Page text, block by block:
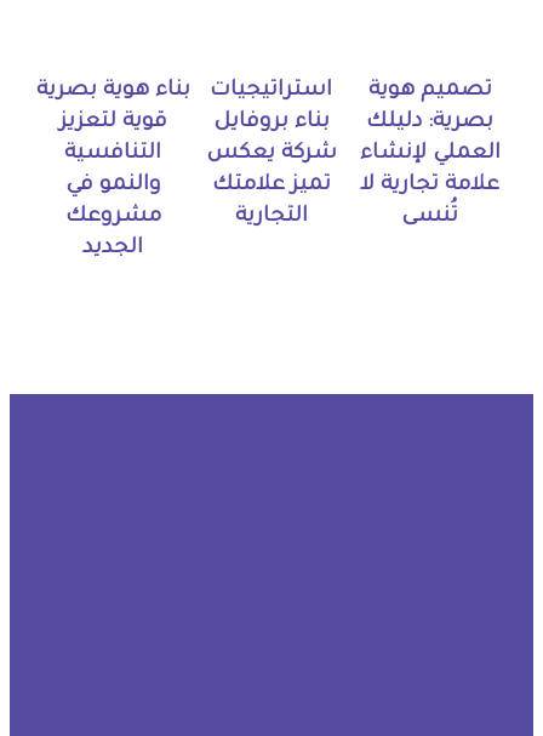
تصميم هوية
بصرية: دليلك
العملي لإنشاء
علامة تجارية لا
تُنسى
استراتيجيات
بناء بروفايل
شركة يعكس
تميز علامتك
التجارية
بناء هوية بصرية
قوية لتعزيز
التنافسية
والنمو في
مشروعك
الجديد